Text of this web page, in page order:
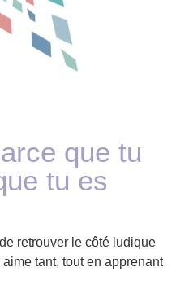
que tu
tu es
retrouver le côté ludique
tant, tout en apprenant